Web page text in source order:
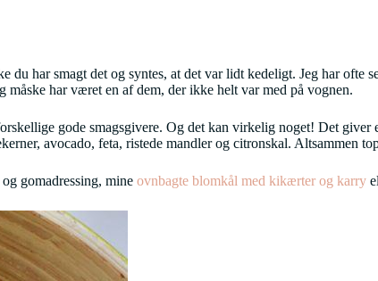
har smagt det og syntes, at det var lidt kedeligt. Jeg har ofte
har været en af dem, der ikke helt var med på vognen.
gode smagsgivere. Og det kan virkelig noget! Det giver
avocado, feta, ristede mandler og citronskal. Altsammen
og gomadressing, mine ovnbagte blomkål med kikærter og karry